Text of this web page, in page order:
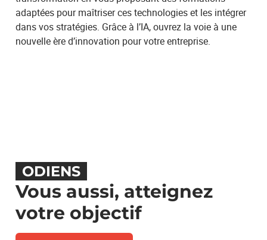
adaptées pour maîtriser ces technologies et les intégrer
dans vos stratégies. Grâce à l’IA, ouvrez la voie à une
nouvelle ère d’innovation pour votre entreprise.
ODIENS
Vous aussi, atteignez
votre objectif